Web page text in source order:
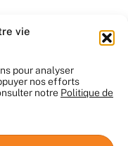
vie
pour analyser
nos efforts
notre Politique de
moment!
travail.
droits réservés